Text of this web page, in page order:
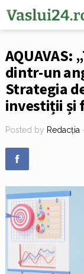
AQUAVAS:
dintr-un
Strategia
investiții și
Posted by Redacția